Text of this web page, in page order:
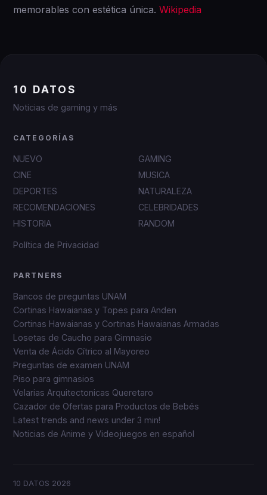
memorables con estética única.Wikipedia
10 DATOS
Noticias de gaming y más
CATEGORÍAS
NUEVO
GAMING
CINE
MUSICA
DEPORTES
NATURALEZA
RECOMENDACIONES
CELEBRIDADES
HISTORIA
RANDOM
Política de Privacidad
PARTNERS
Bancos de preguntas UNAM
Cortinas Hawaianas y Topes para Anden
Cortinas Hawaianas y Cortinas Hawaianas Armadas
Losetas de Caucho para Gimnasio
Venta de Ácido Cítrico al Mayoreo
Preguntas de examen UNAM
Piso para gimnasios
Velarias Arquitectonicas Queretaro
Cazador de Ofertas para Productos de Bebés
Latest trends and news under 3 min!
Noticias de Anime y Videojuegos en español
10 DATOS 2026